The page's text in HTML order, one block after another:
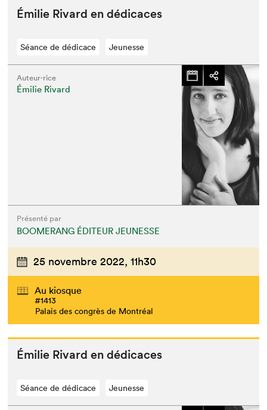
Émi­lie Rivard en dédicaces
Séance de dédicace Jeunesse
Auteur·rice
Émilie Rivard
Présenté par
BOOMERANG ÉDITEUR JEUNESSE
25 novembre 2022, 11h30
Au kiosque
#1413
Palais des congrès de Montréal
Émi­lie Rivard en dédicaces
Séance de dédicace Jeunesse